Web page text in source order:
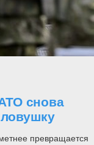
снова
превращается